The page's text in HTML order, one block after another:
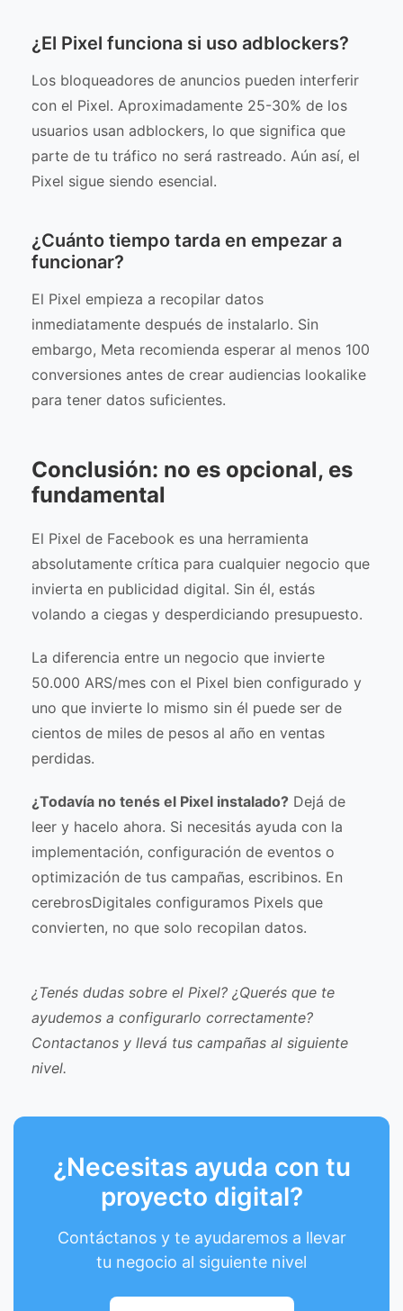
¿El Pixel funciona si uso adblockers?
Los bloqueadores de anuncios pueden interferir
con el Pixel. Aproximadamente 25-30% de los
usuarios usan adblockers, lo que significa que
parte de tu tráfico no será rastreado. Aún así, el
Pixel sigue siendo esencial.
¿Cuánto tiempo tarda en empezar a
funcionar?
El Pixel empieza a recopilar datos
inmediatamente después de instalarlo. Sin
embargo, Meta recomienda esperar al menos 100
conversiones antes de crear audiencias lookalike
para tener datos suficientes.
Conclusión: no es opcional, es
fundamental
El Pixel de Facebook es una herramienta
absolutamente crítica para cualquier negocio que
invierta en publicidad digital. Sin él, estás
volando a ciegas y desperdiciando presupuesto.
La diferencia entre un negocio que invierte
50.000 ARS/mes con el Pixel bien configurado y
uno que invierte lo mismo sin él puede ser de
cientos de miles de pesos al año en ventas
perdidas.
¿Todavía no tenés el Pixel instalado? Dejá de
leer y hacelo ahora. Si necesitás ayuda con la
implementación, configuración de eventos o
optimización de tus campañas, escribinos. En
cerebrosDigitales configuramos Pixels que
convierten, no que solo recopilan datos.
¿Tenés dudas sobre el Pixel? ¿Querés que te
ayudemos a configurarlo correctamente?
Contactanos y llevá tus campañas al siguiente
nivel.
¿Necesitas ayuda con tu
proyecto digital?
Contáctanos y te ayudaremos a llevar
tu negocio al siguiente nivel